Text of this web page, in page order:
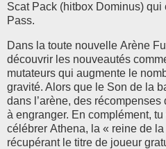
Scat Pack (hitbox Dominus) qui
Pass.
Dans la toute nouvelle Arène
découvrir les nouveautés
mutateurs qui augmente le
gravité. Alors que le Son de la
dans l’arène, des
à engranger. En complément,
célébrer Athena, la « reine de
récupérant le titre de joueur